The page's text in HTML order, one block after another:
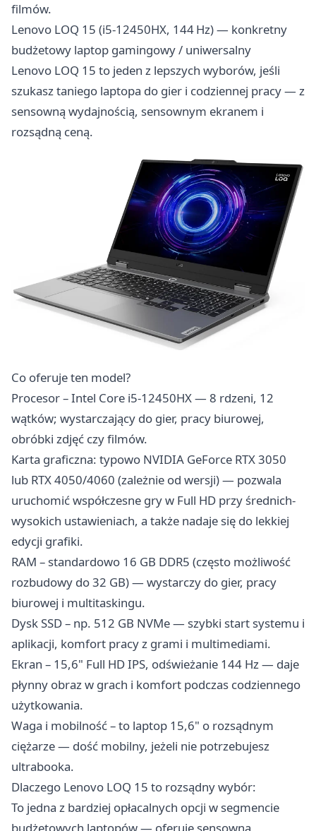
filmów.
Lenovo LOQ 15 (i5‑12450HX, 144 Hz) — konkretny
budżetowy laptop gamingowy / uniwersalny
Lenovo LOQ 15 to jeden z lepszych wyborów, jeśli
szukasz taniego laptopa do gier i codziennej pracy — z
sensowną wydajnością, sensownym ekranem i
rozsądną ceną.
Co oferuje ten model?
Procesor – Intel Core i5-12450HX — 8 rdzeni, 12
wątków; wystarczający do gier, pracy biurowej,
obróbki zdjęć czy filmów.
Karta graficzna: typowo NVIDIA GeForce RTX 3050
lub RTX 4050/4060 (zależnie od wersji) — pozwala
uruchomić współczesne gry w Full HD przy średnich-
wysokich ustawieniach, a także nadaje się do lekkiej
edycji grafiki.
RAM – standardowo 16 GB DDR5 (często możliwość
rozbudowy do 32 GB) — wystarczy do gier, pracy
biurowej i multitaskingu.
Dysk SSD – np. 512 GB NVMe — szybki start systemu i
aplikacji, komfort pracy z grami i multimediami.
Ekran – 15,6" Full HD IPS, odświeżanie 144 Hz — daje
płynny obraz w grach i komfort podczas codziennego
użytkowania.
Waga i mobilność – to laptop 15,6" o rozsądnym
ciężarze — dość mobilny, jeżeli nie potrzebujesz
ultrabooka.
Dlaczego Lenovo LOQ 15 to rozsądny wybór:
To jedna z bardziej opłacalnych opcji w segmencie